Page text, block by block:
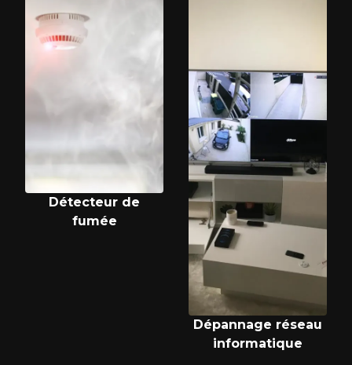
Détecteur de
fumée
Dépannage réseau
informatique